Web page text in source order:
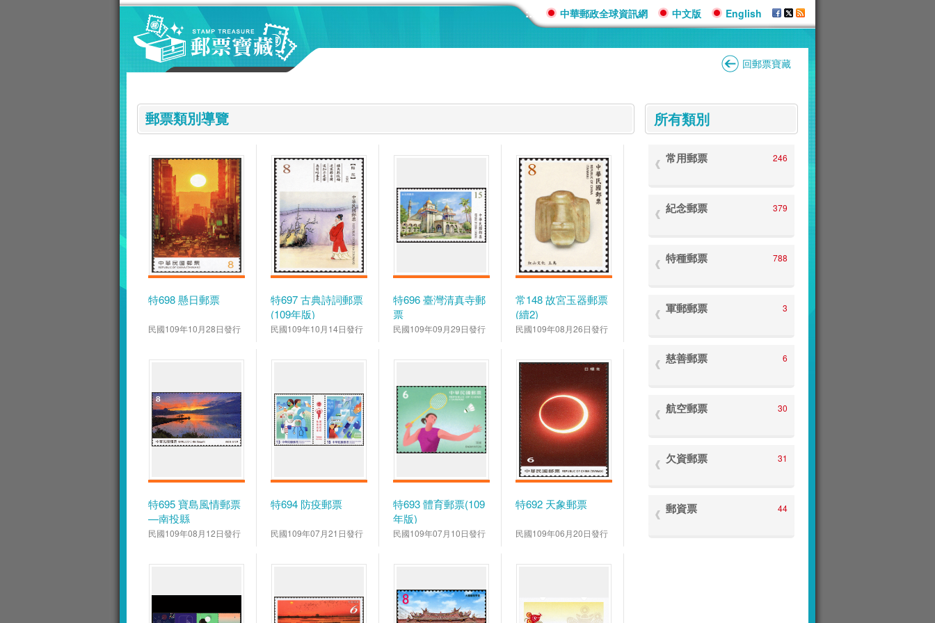
::: 中華郵政全球資訊網 中文版 English
回郵票寶藏
郵票類別導覽
特698 懸日郵票
民國109年10月28日發行
特697 古典詩詞郵票
(109年版)
民國109年10月14日發行
特696 臺灣清真寺郵
票
民國109年09月29日發行
常148 故宮玉器郵票
(續2)
民國109年08月26日發行
特695 寶島風情郵票
—南投縣
民國109年08月12日發行
特694 防疫郵票
民國109年07月21日發行
特693 體育郵票(109
年版)
民國109年07月10日發行
特692 天象郵票
民國109年06月20日發行
所有類別
常用郵票 246
紀念郵票 379
特種郵票 788
軍郵郵票 3
慈善郵票 6
航空郵票 30
欠資郵票 31
郵資票 44